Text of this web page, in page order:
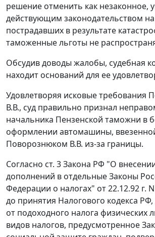
решение отменить как незаконное,
действующим законодательством
пострадавших в результате
таможенные льготы не
Обсудив доводы жалобы, судебная
находит оснований для ее
Удовлетворяя исковые требования
В.В., суд правильно признал
начальника Пензенской таможни в
оформлении автомашины,
Поворознюком В.В. из-за границы.
Согласно ст. 3Закона РФ "О
дополнений в отдельные Законы
Федерации о налогах" от 22.12.92 г.
до принятия Налогового кодекса
от подоходного налога физических
видов налогов, предусмотренное